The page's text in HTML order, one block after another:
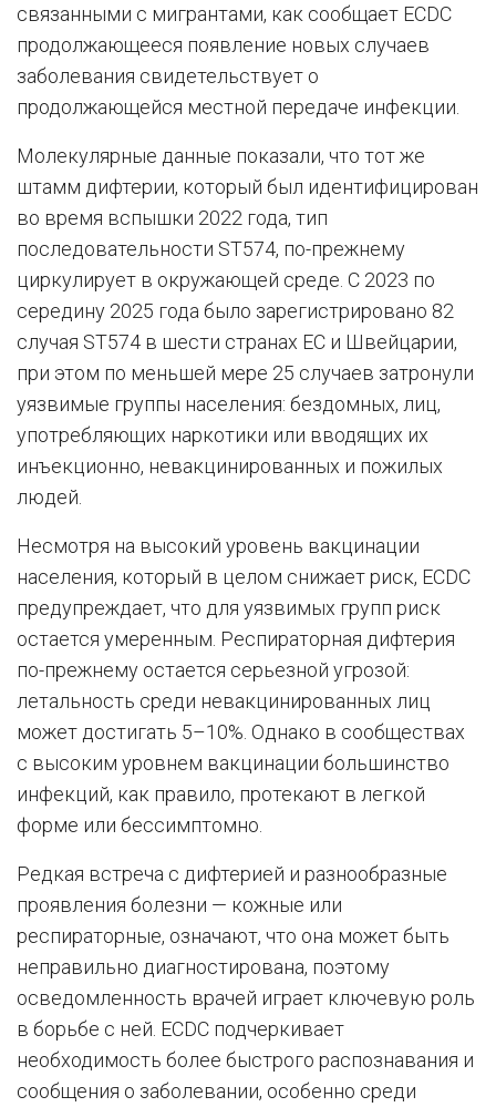
связанными с мигрантами, как сообщает ECDC
продолжающееся появление новых случаев
заболевания свидетельствует о
продолжающейся местной передаче инфекции.
Молекулярные данные показали, что тот же
штамм дифтерии, который был идентифицирован
во время вспышки 2022 года, тип
последовательности ST574, по-прежнему
циркулирует в окружающей среде. С 2023 по
середину 2025 года было зарегистрировано 82
случая ST574 в шести странах ЕС и Швейцарии,
при этом по меньшей мере 25 случаев затронули
уязвимые группы населения: бездомных, лиц,
употребляющих наркотики или вводящих их
инъекционно, невакцинированных и пожилых
людей.
Несмотря на высокий уровень вакцинации
населения, который в целом снижает риск, ECDC
предупреждает, что для уязвимых групп риск
остается умеренным. Респираторная дифтерия
по-прежнему остается серьезной угрозой:
летальность среди невакцинированных лиц
может достигать 5–10%. Однако в сообществах
с высоким уровнем вакцинации большинство
инфекций, как правило, протекают в легкой
форме или бессимптомно.
Редкая встреча с дифтерией и разнообразные
проявления болезни — кожные или
респираторные, означают, что она может быть
неправильно диагностирована, поэтому
осведомленность врачей играет ключевую роль
в борьбе с ней. ECDC подчеркивает
необходимость более быстрого распознавания и
сообщения о заболевании, особенно среди